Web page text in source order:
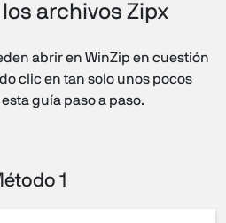
archivos Zipx
abrir en WinZip en cuestión
clic en tan solo unos pocos
guía paso a paso.
1